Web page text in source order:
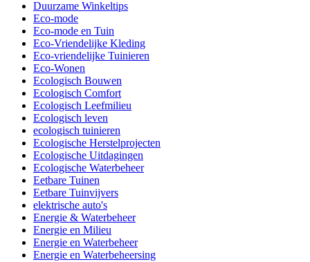
Duurzame Winkeltips
Eco-mode
Eco-mode en Tuin
Eco-Vriendelijke Kleding
Eco-vriendelijke Tuinieren
Eco-Wonen
Ecologisch Bouwen
Ecologisch Comfort
Ecologisch Leefmilieu
Ecologisch leven
ecologisch tuinieren
Ecologische Herstelprojecten
Ecologische Uitdagingen
Ecologische Waterbeheer
Eetbare Tuinen
Eetbare Tuinvijvers
elektrische auto's
Energie & Waterbeheer
Energie en Milieu
Energie en Waterbeheer
Energie en Waterbeheersing